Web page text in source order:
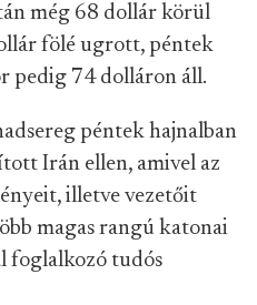
még 68 dollár körül
fölé ugrott, péntek
pedig 74 dolláron áll.
péntek hajnalban
Irán ellen, amivel az
illetve vezetőit
magas rangú katonai
foglalkozó tudós